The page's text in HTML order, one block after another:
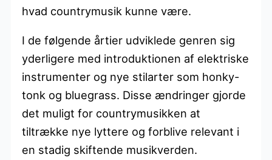
hvad countrymusik kunne være.
I de følgende årtier udviklede genren sig
yderligere med introduktionen af elektriske
instrumenter og nye stilarter som honky-
tonk og bluegrass. Disse ændringer gjorde
det muligt for countrymusikken at
tiltrække nye lyttere og forblive relevant i
en stadig skiftende musikverden.